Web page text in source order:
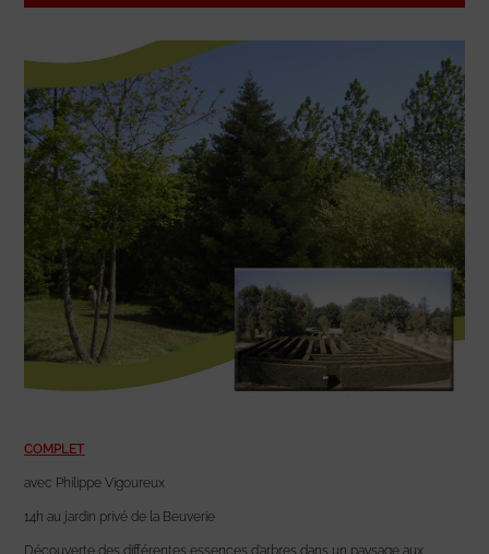
COMPLET
avec Philippe Vigoureux
14h au jardin privé de la Beuverie